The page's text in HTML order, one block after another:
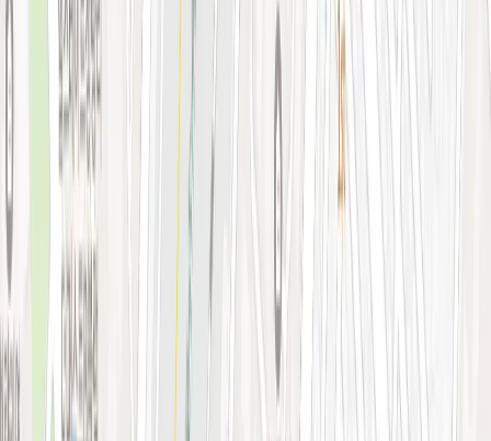
시술&가격